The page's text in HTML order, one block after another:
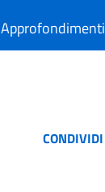
Approfondimenti
CONDIVIDI